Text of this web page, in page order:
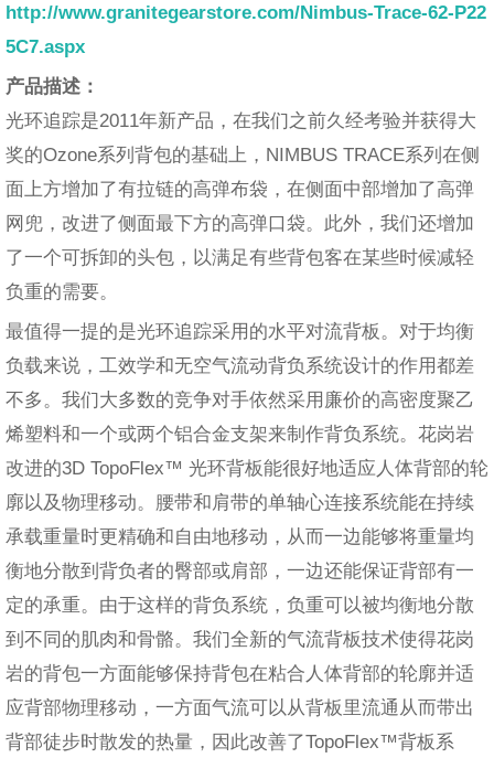
http://www.granitegearstore.com/Nimbus-Trace-62-P22
5C7.aspx
产品描述：
光环追踪是2011年新产品，在我们之前久经考验并获得大
奖的Ozone系列背包的基础上，NIMBUS TRACE系列在侧
面上方增加了有拉链的高弹布袋，在侧面中部增加了高弹
网兜，改进了侧面最下方的高弹口袋。此外，我们还增加
了一个可拆卸的头包，以满足有些背包客在某些时候减轻
负重的需要。
最值得一提的是光环追踪采用的水平对流背板。对于均衡
负载来说，工效学和无空气流动背负系统设计的作用都差
不多。我们大多数的竞争对手依然采用廉价的高密度聚乙
烯塑料和一个或两个铝合金支架来制作背负系统。花岗岩
改进的3D TopoFlex™ 光环背板能很好地适应人体背部的轮
廓以及物理移动。腰带和肩带的单轴心连接系统能在持续
承载重量时更精确和自由地移动，从而一边能够将重量均
衡地分散到背负者的臀部或肩部，一边还能保证背部有一
定的承重。由于这样的背负系统，负重可以被均衡地分散
到不同的肌肉和骨骼。我们全新的气流背板技术使得花岗
岩的背包一方面能够保持背包在粘合人体背部的轮廓并适
应背部物理移动，一方面气流可以从背板里流通从而带出
背部徒步时散发的热量，因此改善了TopoFlex™背板系